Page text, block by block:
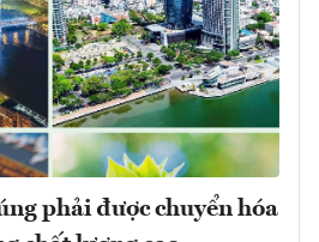
phải được chuyển hóa